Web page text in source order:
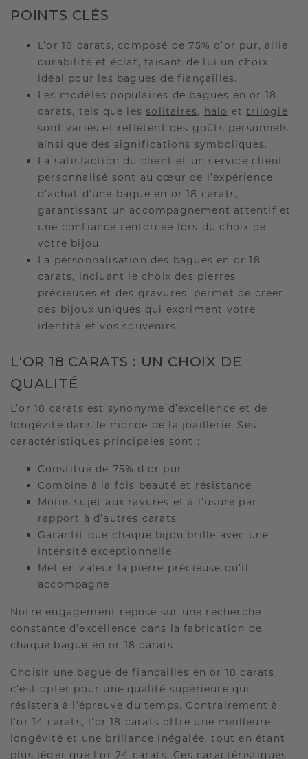
POINTS CLÉS
L’or 18 carats, composé de 75% d’or pur, allie
durabilité et éclat, faisant de lui un choix
idéal pour les bagues de fiançailles.
Les modèles populaires de bagues en or 18
carats, tels que lessolitaires, halo ettrilogie,
sont variés et reflètent des goûts personnels
ainsi que des significations symboliques.
La satisfaction du client et un service client
personnalisé sont au cœur de l’expérience
d’achat d’une bague en or 18 carats,
garantissant un accompagnement attentif et
une confiance renforcée lors du choix de
votre bijou.
La personnalisation des bagues en or 18
carats, incluant le choix des pierres
précieuses et des gravures, permet de créer
des bijoux uniques qui expriment votre
identité et vos souvenirs.
L'OR 18 CARATS : UN CHOIX DE
QUALITÉ
L’or 18 carats est synonyme d’excellence et de
longévité dans le monde de la joaillerie. Ses
caractéristiques principales sont :
Constitué de 75% d’or pur
Combine à la fois beauté et résistance
Moins sujet aux rayures et à l’usure par
rapport à d’autres carats
Garantit que chaque bijou brille avec une
intensité exceptionnelle
Met en valeur la pierre précieuse qu’il
accompagne
Notre engagement repose sur une recherche
constante d’excellence dans la fabrication de
chaque bague en or 18 carats.
Choisir une bague de fiançailles en or 18 carats,
c’est opter pour une qualité supérieure qui
résistera à l’épreuve du temps. Contrairement à
l’or 14 carats, l’or 18 carats offre une meilleure
longévité et une brillance inégalée, tout en étant
plus léger que l’or 24 carats. Ces caractéristiques